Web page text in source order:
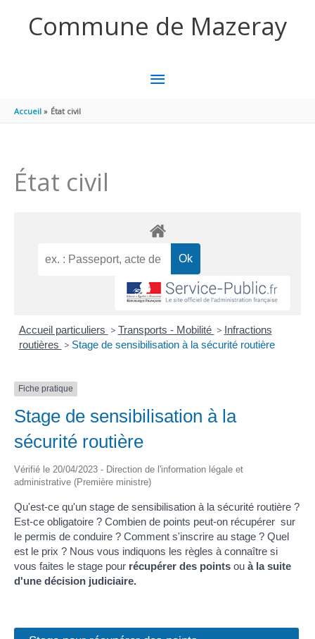
Commune de Mazeray
MENU
Accueil État civil
État civil
Accueil particuliers > Transports - Mobilité > Infractions
routières > Stage de sensibilisation à la sécurité routière
Fiche pratique
Stage de sensibilisation à la
sécurité routière
Vérifié le 20/04/2023 - Direction de l'information légale et
administrative (Première ministre)
Qu'est-ce qu'un stage de sensibilisation à la sécurité routière ?
Est-ce obligatoire ? Combien de points peut-on récupérer sur
le permis de conduire ? Comment s'inscrire au stage ? Quel
est le prix ? Nous vous indiquons les règles à connaître si
vous faites le stage pour récupérer des points ou à la suite
d'une décision judiciaire.